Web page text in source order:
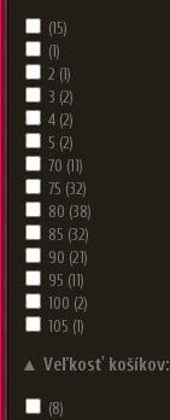
(15)
(1)
2 (1)
3 (2)
4 (2)
5 (2)
70 (11)
75 (32)
80 (38)
85 (32)
90 (21)
95 (11)
100 (2)
105 (1)
▲ Veľkosť košíkov:
(8)